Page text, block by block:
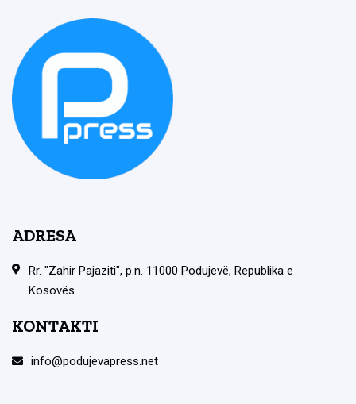
ADRESA
Rr. "Zahir Pajaziti", p.n. 11000 Podujevë, Republika e
Kosovës.
KONTAKTI
info@podujevapress.net